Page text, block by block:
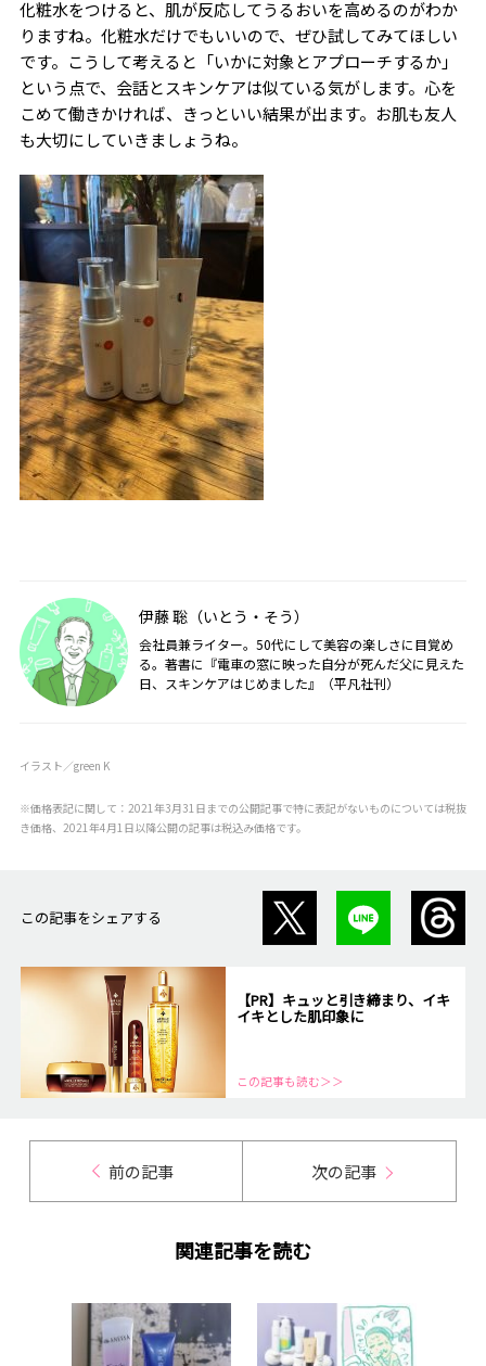
化粧水をつけると、肌が反応してうるおいを高めるのがわか
りますね。化粧水だけでもいいので、ぜひ試してみてほしい
です。こうして考えると「いかに対象とアプローチするか」
という点で、会話とスキンケアは似ている気がします。心を
こめて働きかければ、きっといい結果が出ます。お肌も友人
も大切にしていきましょうね。
伊藤 聡（いとう・そう）
会社員兼ライター。50代にして美容の楽しさに目覚め
る。著書に『電車の窓に映った自分が死んだ父に見えた
日、スキンケアはじめました』（平凡社刊）
イラスト／green K
※価格表記に関して：2021年3月31日までの公開記事で特に表記がないものについては税抜
き価格、2021年4月1日以降公開の記事は税込み価格です。
この記事をシェアする
【PR】キュッと引き締まり、イキ
イキとした肌印象に
この記事も読む＞＞
前の記事 次の記事
関連記事を読む